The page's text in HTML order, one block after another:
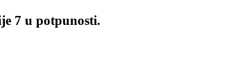
7 u potpunosti.